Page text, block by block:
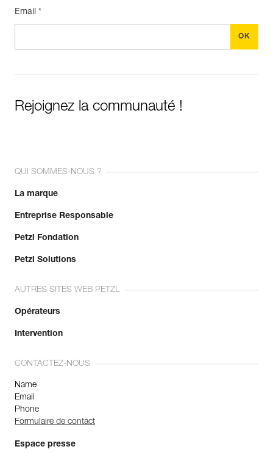
Email *
Rejoignez la communauté !
QUI SOMMES-NOUS ?
La marque
Entreprise Responsable
Petzl Fondation
Petzl Solutions
AUTRES SITES WEB PETZL
Opérateurs
Intervention
CONTACTEZ-NOUS
Name
Email
Phone
Formulaire de contact
Espace presse